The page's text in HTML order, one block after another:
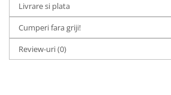
Livrare si plata
Cumperi fara griji!
Review-uri(0)